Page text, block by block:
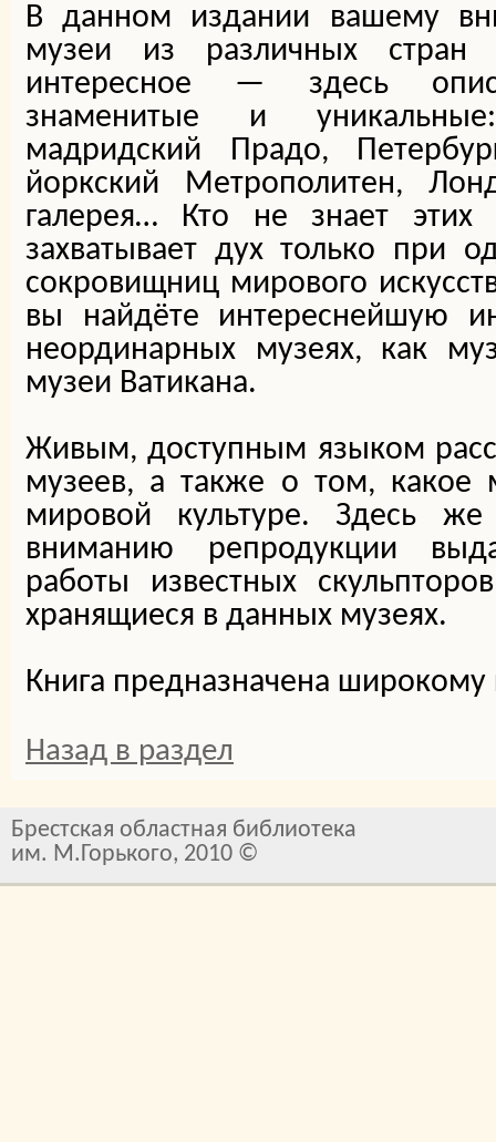
В данном издании вашему
музеи из различных
интересное — здесь
знаменитые и
мадридский Прадо,
йоркский Метрополитен,
галерея… Кто не знает
захватывает дух только при
сокровищниц мирового
вы найдёте интереснейшую
неординарных музеях, как
музеи Ватикана.
Живым, доступным языком
музеев, а также о том, какое
мировой культуре. Здесь
вниманию репродукции
работы известных
хранящиеся в данных музеях.
Книга предназначена широкому
Назад в раздел
Брестская областная библиотека
им. М.Горького, 2010 ©